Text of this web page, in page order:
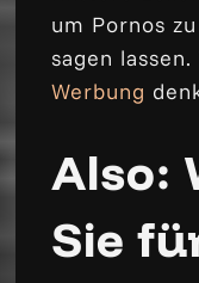
um Pornos
sagen
Werbung
Also:
Sie